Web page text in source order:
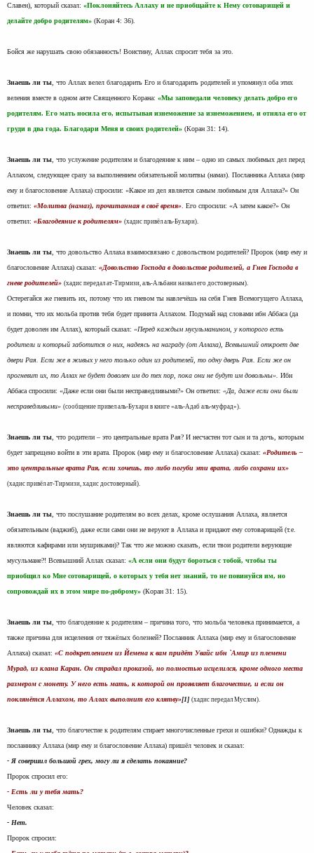
Славен), который сказал: «Поклоняйтесь Аллаху и не приобщайте к Нему сотоварищей и
делайте добро родителям» (Коран 4: 36).
Бойся же нарушать свою обязанность! Воистину, Аллах спросит тебя за это.
Знаешь ли ты , что Аллах велел благодарить Его и благодарить родителей и упомянул оба этих
веления вместе в одном аяте Священного Корана: «Мы заповедали человеку делать добро его
родителям. Его мать носила его, испытывая изнеможение за изнеможением, и отняла его от
груди в два года. Благодари Меня и своих родителей» (Коран 31: 14).
Знаешь ли ты , что услужение родителям и благодеяние к ним – одно из самых любимых дел перед
Аллахом, следующее сразу за выполнением обязательной молитвы (намаз). Посланника Аллаха (мир
ему и благословение Аллаха) спросили: «Какое из дел является самым любимым для Аллаха?» Он
ответил: «Молитва (намаз), прочитанная в своё время» . Его спросили: «А затем какое?» Он
ответил: «Благодеяние к родителям» (хадис привёл аль-Бухари).
Знаешь ли ты , что довольство Аллаха взаимосвязано с довольством родителей? Пророк (мир ему и
благословение Аллаха) сказал: «Довольство Господа в довольстве родителей, а Гнев Господа в
гневе родителей» (хадис передал ат-Тирмизи, аль-Альбани назвал его достоверным).
Остерегайся же гневить их, потому что их гневом ты навлечёшь на себя Гнев Всемогущего Аллаха,
и помни, что их мольба против тебя будет принята Аллахом. Подумай над словами ибн Аббаса (да
будет доволен им Аллах), который сказал: «Перед каждым мусульманином, у которого есть
родители и который заботится о них, надеясь на награду (от Аллаха), Всевышний откроет две
двери Рая. Если же в живых у него только один из родителей, то одну дверь Рая. Если же он
прогневит их, то Аллах не будет доволен им до тех пор, пока они не будут им довольны». Ибн
Аббаса спросили: «Даже если они были несправедливыми?» Он ответил: «Да, даже если они были
несправедливыми» (сообщение привел аль-Бухари в книге «аль-Адаб аль-муфрад»).
Знаешь ли ты , что родители – это центральные врата Рая? И несчастен тот сын и та дочь, которым
будет запрещено войти в эти врата. Пророк (мир ему и благословение Аллаха) сказал: «Родитель –
это центральные врата Рая, если хочешь, то либо погуби эти врата, либо сохрани их»
(хадис привёл ат-Тирмизи, хадис достоверный).
Знаешь ли ты , что послушание родителям во всех делах, кроме ослушания Аллаха, является
обязательным (ваджиб), даже если сами они не веруют в Аллаха и придают ему сотоварищей (т.е.
являются кафирами или мушриками)? Так что же можно сказать, если твои родители верующие
мусульмане?! Всевышний Аллах сказал: «А если они будут бороться с тобой, чтобы ты
приобщил ко Мне сотоварищей, о которых у тебя нет знаний, то не повинуйся им, но
сопровождай их в этом мире по-доброму» (Коран 31: 15).
Знаешь ли ты , что благодеяние к родителям – причина того, что мольба человека принимается, а
также причина для исцеления от тяжёлых болезней? Посланник Аллаха (мир ему и благословение
Аллаха) сказал: «С подкреплением из Йемена к вам придёт Увайс ибн `Амир из племени
Мурад, из клана Каран. Он страдал проказой, но полностью исцелился, кроме одного места
размером с монету. У него есть мать, к которой он проявляет благочестие, и если он
поклянётся Аллахом, то Аллах выполнит его клятву»[1] (хадис передал Муслим).
Знаешь ли ты , что благочестие к родителям стирает многочисленные грехи и ошибки? Однажды к
посланнику Аллаха (мир ему и благословение Аллаха) пришёл человек и сказал:
- Я совершил большой грех, могу ли я сделать покаяние?
Пророк спросил его:
- Есть ли у тебя мать?
Человек сказал:
- Нет.
Пророк спросил: